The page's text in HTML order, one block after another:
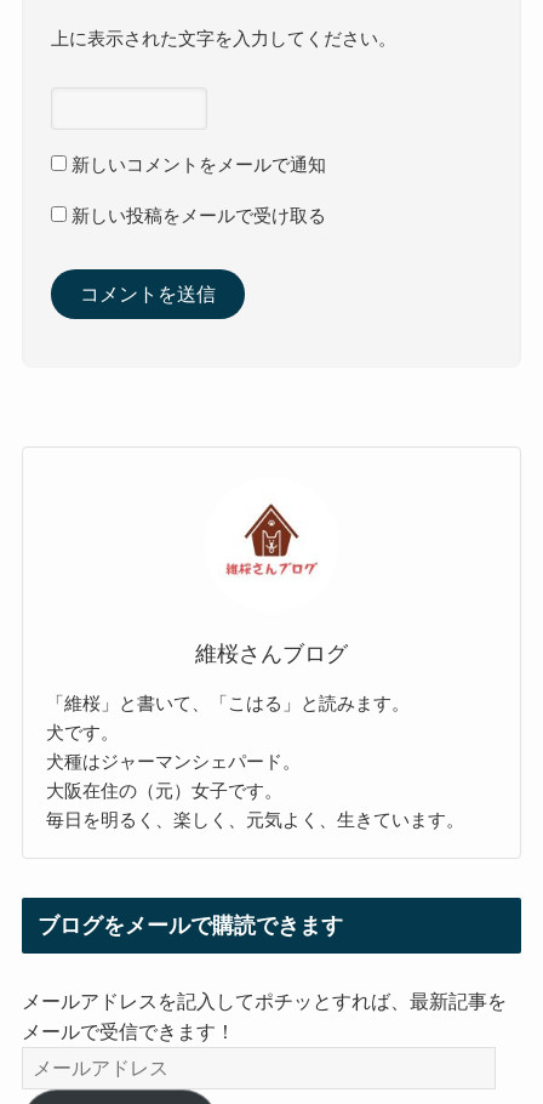
上に表示された文字を入力してください。
新しいコメントをメールで通知
新しい投稿をメールで受け取る
維桜さんブログ
「維桜」と書いて、「こはる」と読みます。
犬です。
犬種はジャーマンシェパード。
大阪在住の（元）女子です。
毎日を明るく、楽しく、元気よく、生きています。
ブログをメールで購読できます
メールアドレスを記入してポチッとすれば、最新記事を
メールで受信できます！
メ
ー